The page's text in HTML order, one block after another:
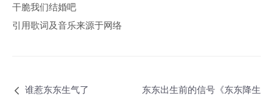
干脆我们结婚吧
引用歌词及音乐来源于网络
谁惹东东生气了
东东出生前的信号《东东降生